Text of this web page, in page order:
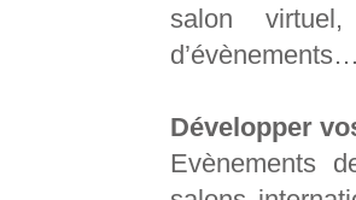
salon
Développer
Evènements